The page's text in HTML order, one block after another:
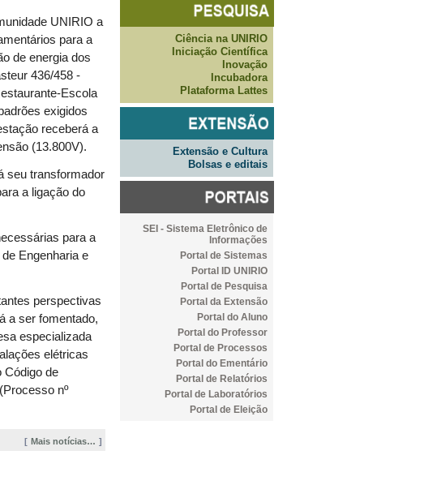
UNIRIO a
para a
de energia dos
436/458 -
Escola
exigidos
receberá a
(13.800V).
seu transformador
a ligação do
para a
Engenharia e
perspectivas
a ser fomentado,
especializada
elétricas
Código de
nº
Mais notícias…
Ciência na UNIRIO
Iniciação Científica
Inovação
Incubadora
Plataforma Lattes
Extensão e Cultura
Bolsas e editais
SEI - Sistema Eletrônico de
Informações
Portal de Sistemas
Portal ID UNIRIO
Portal de Pesquisa
Portal da Extensão
Portal do Aluno
Portal do Professor
Portal de Processos
Portal do Ementário
Portal de Relatórios
Portal de Laboratórios
Portal de Eleição